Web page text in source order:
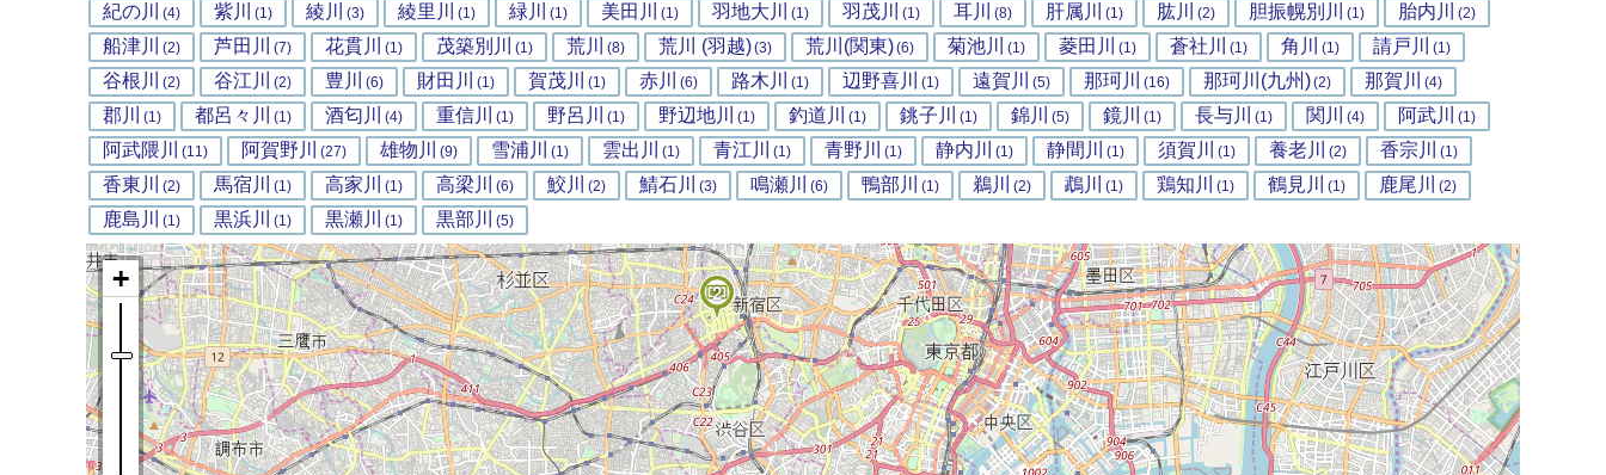
紀の川 (4) 紫川 (1) 綾川 (3) 綾里川 (1) 緑川 (1) 美田川 (1) 羽地大川 (1) 羽茂川 (1) 耳川 (8) 肝属川 (1) 肱川 (2) 胆振幌別川 (1) 胎内川 (2)
船津川 (2) 芦田川 (7) 花貫川 (1) 茂築別川 (1) 荒川 (8) 荒川 (羽越)(3) 荒川(関東)(6) 菊池川 (1) 菱田川 (1) 蒼社川 (1) 角川 (1) 請戸川 (1)
谷根川 (2) 谷江川 (2) 豊川 (6) 財田川 (1) 賀茂川 (1) 赤川 (6) 路木川 (1) 辺野喜川 (1) 遠賀川 (5) 那珂川 (16) 那珂川(九州)(2) 那賀川 (4)
郡川 (1) 都呂々川 (1) 酒匂川 (4) 重信川 (1) 野呂川 (1) 野辺地川 (1) 釣道川 (1) 銚子川 (1) 錦川 (5) 鏡川 (1) 長与川 (1) 関川 (4) 阿武川 (1)
阿武隈川 (11) 阿賀野川 (27) 雄物川 (9) 雪浦川 (1) 雲出川 (1) 青江川 (1) 青野川 (1) 静内川 (1) 静間川 (1) 須賀川 (1) 養老川 (2) 香宗川 (1)
香東川 (2) 馬宿川 (1) 高家川 (1) 高梁川 (6) 鮫川 (2) 鯖石川 (3) 鳴瀬川 (6) 鴨部川 (1) 鵜川 (2) 鵡川 (1) 鶏知川 (1) 鶴見川 (1) 鹿尾川 (2)
鹿島川 (1) 黒浜川 (1) 黒瀬川 (1) 黒部川 (5)
2